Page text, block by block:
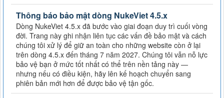
Thông báo bảo mật dòng NukeViet 4.5.x
Dòng NukeViet 4.5.x đã bước vào giai đoạn duy trì cuối vòng
đời. Trang này ghi nhận liên tục các vấn đề bảo mật và cách
chúng tôi xử lý để giữ an toàn cho những website còn ở lại
trên dòng 4.5.x đến tháng 7 năm 2027. Chúng tôi vẫn nỗ lực
bảo vệ bạn ở mức tốt nhất có thể trên nền tảng này —
nhưng nếu có điều kiện, hãy lên kế hoạch chuyển sang
phiên bản mới hơn để được bảo vệ tận gốc.